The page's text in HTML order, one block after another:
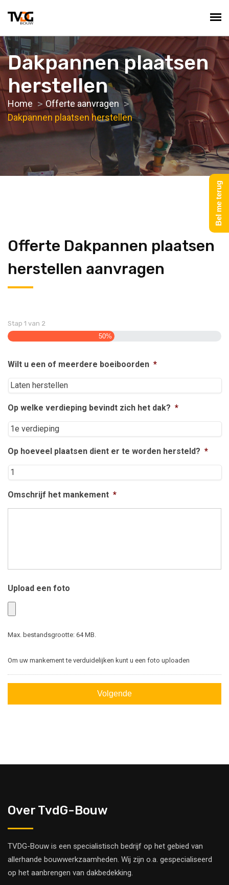
Dakpannen plaatsen
herstellen
Home
Offerte aanvragen
Dakpannen plaatsen herstellen
Offerte Dakpannen plaatsen
herstellen aanvragen
Stap 1 van 2
50%
Wilt u een of meerdere boeiboorden *
Op welke verdieping bevindt zich het dak? *
Op hoeveel plaatsen dient er te worden hersteld? *
Omschrijf het mankement *
Upload een foto
Max. bestandsgrootte: 64 MB.
Om uw mankement te verduidelijken kunt u een foto uploaden
Over TvdG-Bouw
TVDG-Bouw is een specialistisch bedrijf op het gebied van
allerhande bouwwerkzaamheden. Wij zijn o.a. gespecialiseerd
op het aanbrengen van dakbedekking.
Bel me terug